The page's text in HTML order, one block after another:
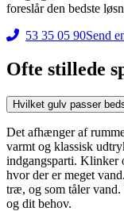
foreslår den bedste
53 35 05 90Send
Ofte stillede
Hvilket gulv passer
Det afhænger af
varmt og klassisk
indgangsparti. Klinker
hvor der er meget
træ, og som tåler
og dit behov.